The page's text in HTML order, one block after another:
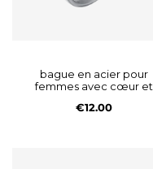
bague en acier pour
femmes avec cœur et
€12.00